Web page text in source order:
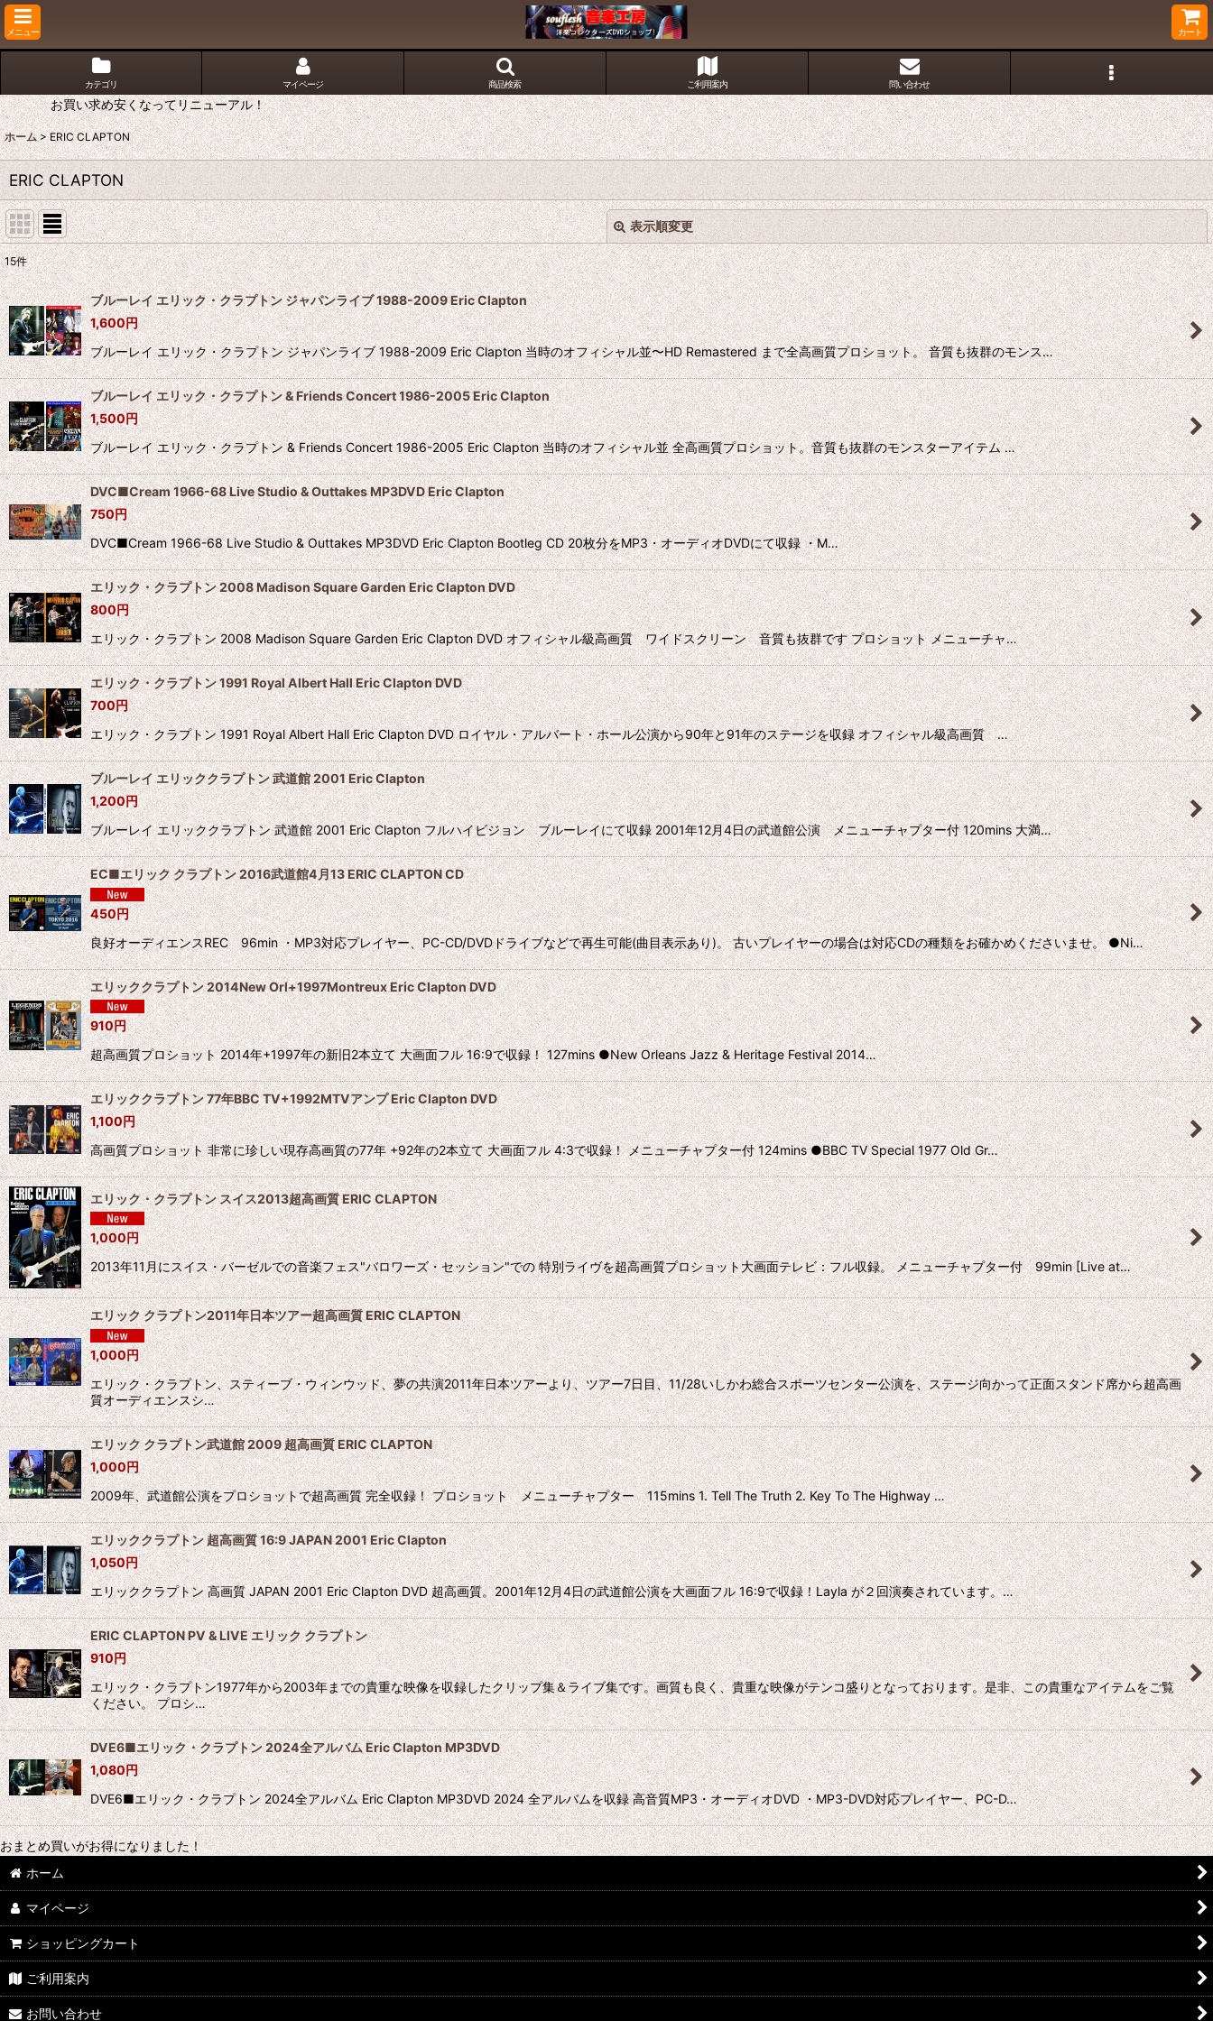
メニュー カート
カテゴリ マイページ 商品検索 ご利用案内 問い合わせ
お買い求め安くなってリニューアル！
ホーム > ERIC CLAPTON
ERIC CLAPTON
表示順変更
表示数:
並び順:
絞り込む
閉じる
15件
ブルーレイ エリック・クラプトン ジャパンライブ 1988-2009 Eric Clapton
1,600円
ブルーレイ エリック・クラプトン ジャパンライブ 1988-2009 Eric Clapton 当時のオフィシャル並〜HD Remastered まで全高画質プロショット。 音質も抜群のモンス…
ブルーレイ エリック・クラプトン & Friends Concert 1986-2005 Eric Clapton
1,500円
ブルーレイ エリック・クラプトン & Friends Concert 1986-2005 Eric Clapton 当時のオフィシャル並 全高画質プロショット。音質も抜群のモンスターアイテム …
DVC■Cream 1966-68 Live Studio & Outtakes MP3DVD Eric Clapton
750円
DVC■Cream 1966-68 Live Studio & Outtakes MP3DVD Eric Clapton Bootleg CD 20枚分をMP3・オーディオDVDにて収録 ・M…
エリック・クラプトン 2008 Madison Square Garden Eric Clapton DVD
800円
エリック・クラプトン 2008 Madison Square Garden Eric Clapton DVD オフィシャル級高画質 ワイドスクリーン 音質も抜群です プロショット メニューチャ…
エリック・クラプトン 1991 Royal Albert Hall Eric Clapton DVD
700円
エリック・クラプトン 1991 Royal Albert Hall Eric Clapton DVD ロイヤル・アルバート・ホール公演から90年と91年のステージを収録 オフィシャル級高画質 …
ブルーレイ エリッククラプトン 武道館 2001 Eric Clapton
1,200円
ブルーレイ エリッククラプトン 武道館 2001 Eric Clapton フルハイビジョン ブルーレイにて収録 2001年12月4日の武道館公演 メニューチャプター付 120mins 大満…
EC■エリック クラプトン 2016武道館4月13 ERIC CLAPTON CD
450円
良好オーディエンスREC 96min ・MP3対応プレイヤー、PC-CD/DVDドライブなどで再生可能(曲目表示あり)。 古いプレイヤーの場合は対応CDの種類をお確かめくださいませ。 ●Ni…
エリッククラプトン 2014New Orl+1997Montreux Eric Clapton DVD
910円
超高画質プロショット 2014年+1997年の新旧2本立て 大画面フル 16:9で収録！ 127mins ●New Orleans Jazz & Heritage Festival 2014…
エリッククラプトン 77年BBC TV+1992MTVアンプ Eric Clapton DVD
1,100円
高画質プロショット 非常に珍しい現存高画質の77年 +92年の2本立て 大画面フル 4:3で収録！ メニューチャプター付 124mins ●BBC TV Special 1977 Old Gr…
エリック・クラプトン スイス2013超高画質 ERIC CLAPTON
1,000円
2013年11月にスイス・バーゼルでの音楽フェス"バロワーズ・セッション"での 特別ライヴを超高画質プロショット大画面テレビ：フル収録。 メニューチャプター付 99min [Live at…
エリック クラプトン2011年日本ツアー超高画質 ERIC CLAPTON
1,000円
エリック・クラプトン、スティーブ・ウィンウッド、夢の共演2011年日本ツアーより、ツアー7日目、11/28いしかわ総合スポーツセンター公演を、ステージ向かって正面スタンド席から超高画
質オーディエンスシ…
エリック クラプトン武道館 2009 超高画質 ERIC CLAPTON
1,000円
2009年、武道館公演をプロショットで超高画質 完全収録！ プロショット メニューチャプター 115mins 1. Tell The Truth 2. Key To The Highway …
エリッククラプトン 超高画質 16:9 JAPAN 2001 Eric Clapton
1,050円
エリッククラプトン 高画質 JAPAN 2001 Eric Clapton DVD 超高画質。2001年12月4日の武道館公演を大画面フル 16:9で収録！Layla が２回演奏されています。…
ERIC CLAPTON PV & LIVE エリック クラプトン
910円
エリック・クラプトン1977年から2003年までの貴重な映像を収録したクリップ集＆ライブ集です。画質も良く、貴重な映像がテンコ盛りとなっております。是非、この貴重なアイテムをご覧
ください。 プロシ…
DVE6■エリック・クラプトン 2024全アルバム Eric Clapton MP3DVD
1,080円
DVE6■エリック・クラプトン 2024全アルバム Eric Clapton MP3DVD 2024 全アルバムを収録 高音質MP3・オーディオDVD ・MP3-DVD対応プレイヤー、PC-D…
おまとめ買いがお得になりました！
ホーム
マイページ
ショッピングカート
ご利用案内
お問い合わせ